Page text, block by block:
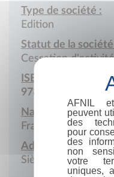
Type de société :
Edition
Statut de la société
Cessation d'activité
ISBN :
978-2-902554
Nationalité :
France
Adresse :
Siège social
AFNIL
peuvent
des
pour
des
non
votre
uniques,